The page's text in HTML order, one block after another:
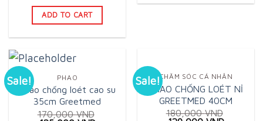
was:
3,500,000 VND.
ADD TO CART
Sale! PHAO
Phao chống loét cao su
35cm Greetmed
170,000VND
Sale!CHĂM SÓC CÁ NHÂN
PHAO CHỐNG LOÉT NỈ
GREETMED 40CM
180,000VND